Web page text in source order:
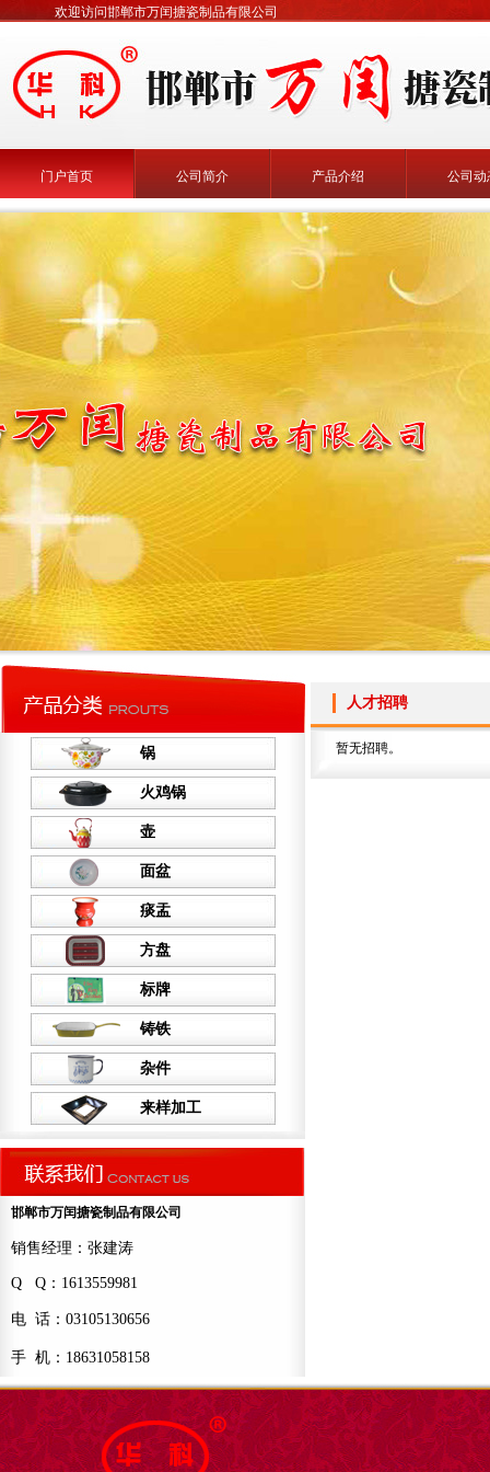
欢迎访问邯郸市万闰搪瓷制品有限公司
门户首页 公司简介 产品介绍 公司动
锅
火鸡锅
壶
面盆
痰盂
方盘
标牌
铸铁
杂件
来样加工
邯郸市万闰搪瓷制品有限公司
销售经理：张建涛
Q Q：1613559981
电 话：03105130656
手 机：18631058158
人才招聘
暂无招聘。